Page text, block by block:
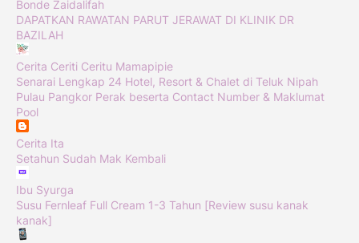
Bonde Zaidalifah
DAPATKAN RAWATAN PARUT JERAWAT DI KLINIK DR
BAZILAH
Cerita Ceriti Ceritu Mamapipie
Senarai Lengkap 24 Hotel, Resort & Chalet di Teluk Nipah
Pulau Pangkor Perak beserta Contact Number & Maklumat
Pool
Cerita Ita
Setahun Sudah Mak Kembali
Ibu Syurga
Susu Fernleaf Full Cream 1-3 Tahun [Review susu kanak
kanak]